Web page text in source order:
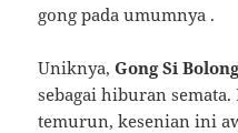
gong pada umumnya .
Uniknya,Gong Si
sebagai hiburan
temurun, kesenian ini